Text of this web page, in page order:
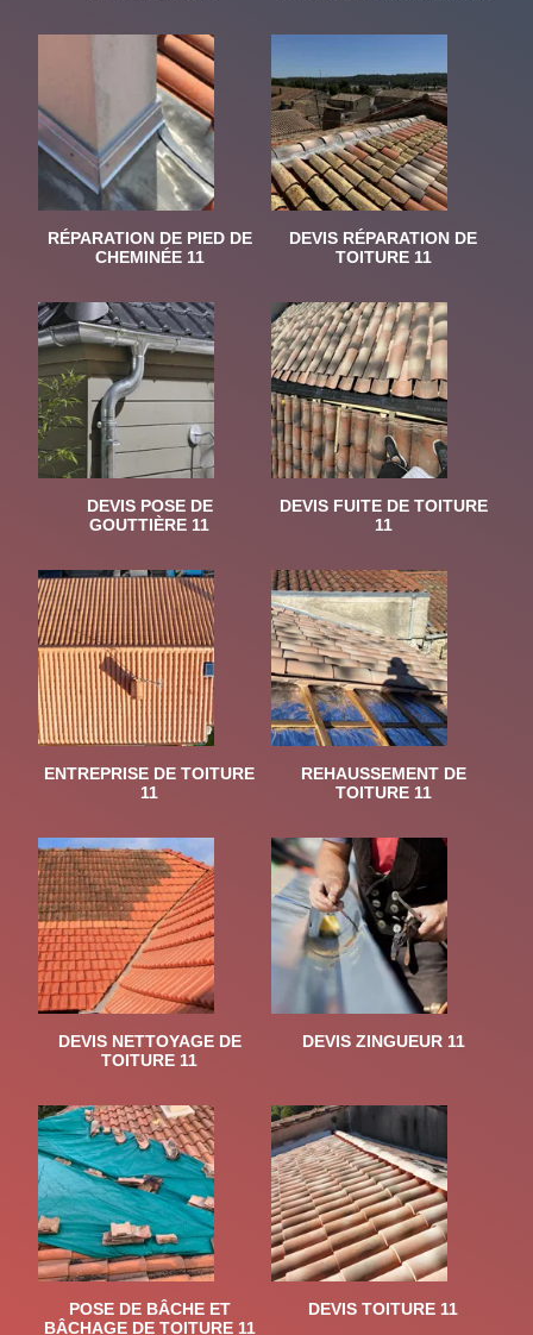
RÉPARATION DE PIED DE
CHEMINÉE 11
DEVIS RÉPARATION DE
TOITURE 11
DEVIS POSE DE
GOUTTIÈRE 11
DEVIS FUITE DE TOITURE
11
ENTREPRISE DE TOITURE
11
REHAUSSEMENT DE
TOITURE 11
DEVIS NETTOYAGE DE
TOITURE 11
DEVIS ZINGUEUR 11
POSE DE BÂCHE ET
BÂCHAGE DE TOITURE 11
DEVIS TOITURE 11